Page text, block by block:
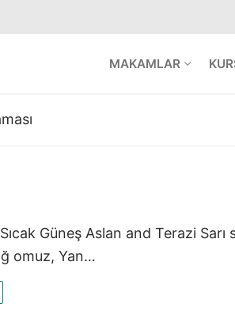
MAKAMLAR
Güneş Aslan and Terazi
omuz, Yan…